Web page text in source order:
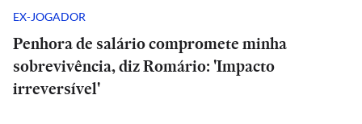
EX-JOGADOR
Penhora de salário compromete minha
sobrevivência, diz Romário: 'Impacto
irreversível'